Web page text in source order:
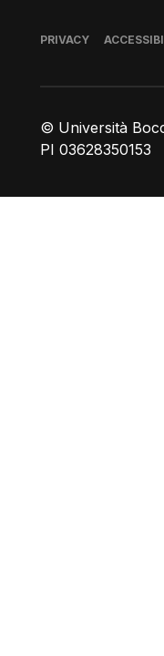
© Università
PI 03628350153
Piè di pagina
PRIVACY